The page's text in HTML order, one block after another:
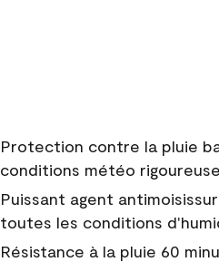
Protection contre la pluie
conditions météo
Puissant agent
toutes les conditions
Résistance à la pluie 60